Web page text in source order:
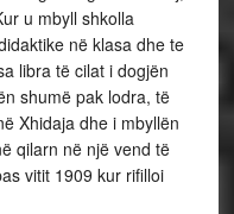
u mbyll shkolla
në klasa dhe te
libra të cilat i dogjën
shumë pak lodra, të
Xhidaja dhe i mbyllën
qilarn në një vend të
vitit 1909 kur rifilloi